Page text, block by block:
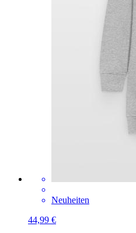
Neuheiten
44,99 €